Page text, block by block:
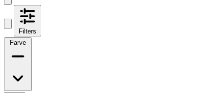
Filters
Farve